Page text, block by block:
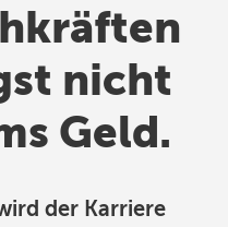
nicht
Geld.
der Karriere